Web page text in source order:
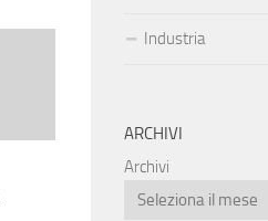
Industria
ARCHIVI
Archivi